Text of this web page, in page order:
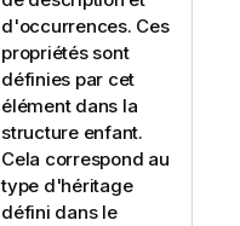
d'occurrences. Ces
propriétés sont
définies par cet
élément dans la
structure enfant.
Cela correspond au
type d'héritage
défini dans le